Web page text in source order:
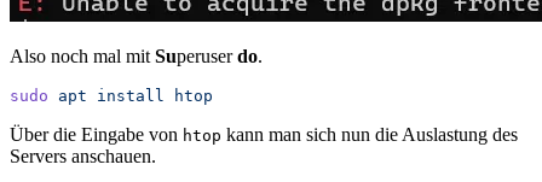
Also noch mal mit Superuserdo.
sudo apt install htop
Über die Eingabe von htop kann man sich nun die Auslastung des
Servers anschauen.